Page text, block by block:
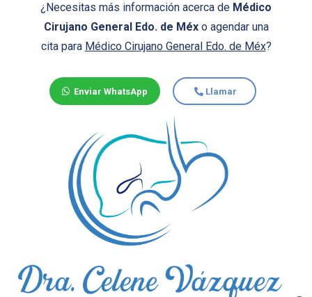
¿Necesitas más información acerca de Médico
Cirujano General Edo. de Méxo agendar una
cita para Médico Cirujano General Edo. de Méx?
Enviar WhatsApp Llamar